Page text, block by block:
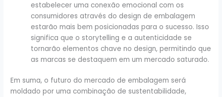
estabelecer uma conexão emocional com os
consumidores através do design de embalagem
estarão mais bem posicionadas para o sucesso. Isso
significa que o storytelling e a autenticidade se
tornarão elementos chave no design, permitindo que
as marcas se destaquem em um mercado saturado.
Em suma, o futuro do mercado de embalagem será
moldado por uma combinação de sustentabilidade,